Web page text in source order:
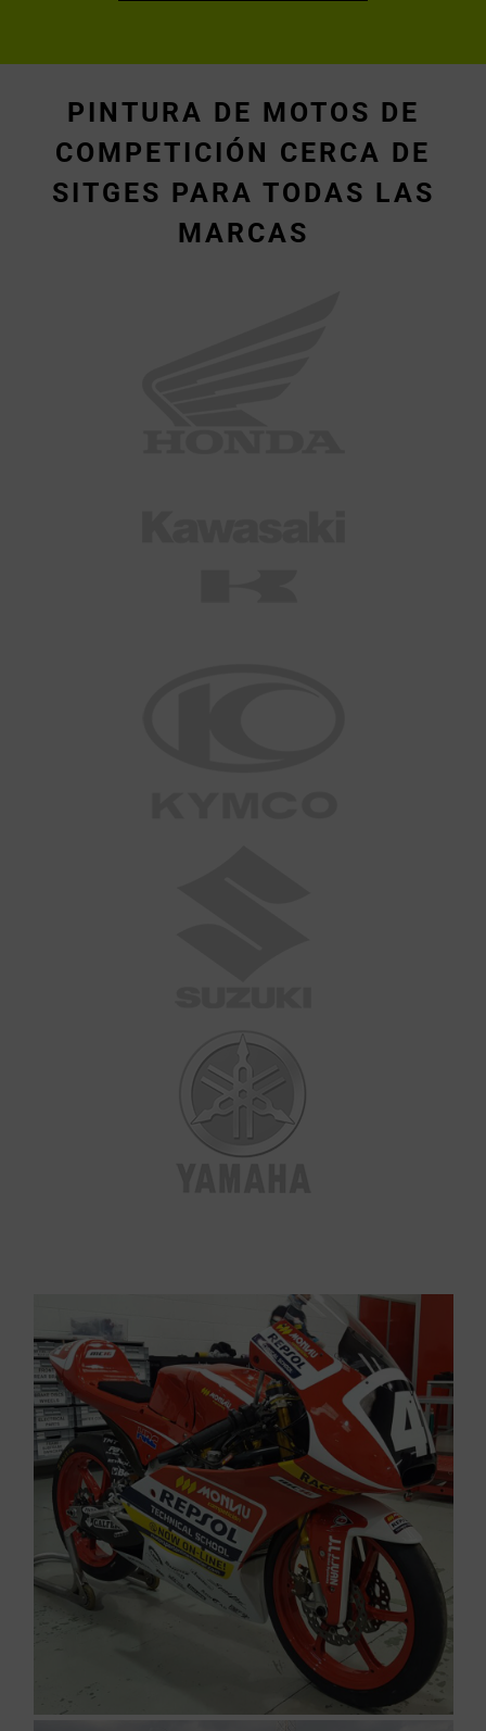
PINTURA DE MOTOS DE
COMPETICIÓN CERCA DE
SITGES PARA TODAS LAS
MARCAS